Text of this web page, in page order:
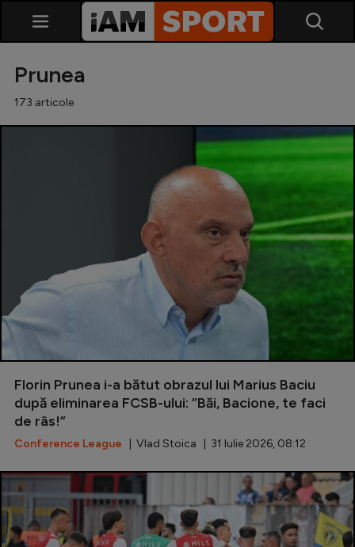
SuperLiga
Cupa României
Echipa Națională
Special
Diverse
Inedit
Clasamente
Prunea
173 articole
Florin Prunea i-a bătut obrazul lui Marius Baciu
după eliminarea FCSB-ului: ”Băi, Bacione, te faci
de râs!”
Conference League | Vlad Stoica | 31 Iulie 2026, 08:12